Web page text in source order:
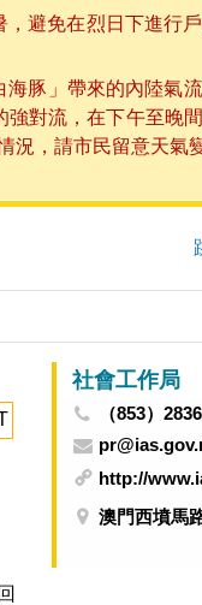
避免在烈日下進行
豚」帶來的內陸氣
對流，在下午至晚
況，請市民留意天氣
社會工作局
（853）
http://
澳門西墳馬